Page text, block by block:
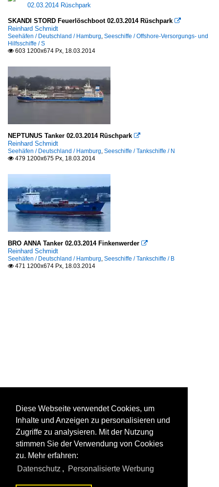
SKANDI STORD Feuerlöschboot 02.03.2014 Rüschpark 
Reinhard Schmidt
Seehäfen / Deutschland / Hamburg, Seeschiffe / Offshore-Versorgungs- und
Hilfsschiffe / S
 603 1200x674 Px, 18.03.2014
NEPTUNUS Tanker 02.03.2014 Rüschpark 
Reinhard Schmidt
Seehäfen / Deutschland / Hamburg, Seeschiffe / Tankschiffe / N
 479 1200x675 Px, 18.03.2014
BRO ANNA Tanker 02.03.2014 Finkenwerder 
Reinhard Schmidt
Seehäfen / Deutschland / Hamburg, Seeschiffe / Tankschiffe / B
 471 1200x674 Px, 18.03.2014
Diese Webseite verwendet Cookies, um
Inhalte und Anzeigen zu personalisieren und
Zugriffe zu analysieren. Mit der Nutzung
stimmen Sie der Verwendung von Cookies
zu. Mehr erfahren:
Datenschutz , Personalisierte Werbung